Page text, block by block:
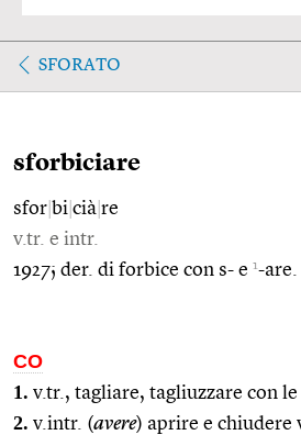
SFORATO
sforbiciare
sfor bi cià re
v.tr. e intr.
1927; der. di forbice con s- e 1-are.
CO
1. v.tr., tagliare, tagliuzzare con
2. v.intr. (avere) aprire e chiudere